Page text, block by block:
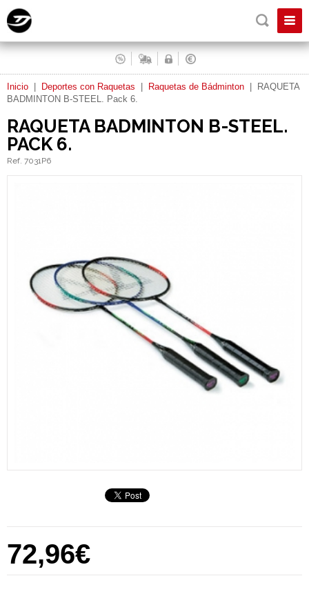
Inicio Deportes con Raquetas Raquetas de Bádminton
RAQUETA
BADMINTON B-STEEL. Pack 6.
RAQUETA BADMINTON B-STEEL.
PACK 6.
Ref. 7031P6
72,96€